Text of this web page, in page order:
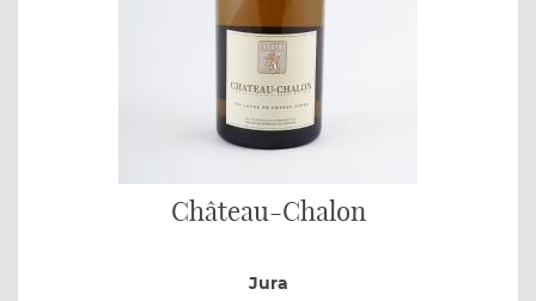
Château-Chalon
Jura